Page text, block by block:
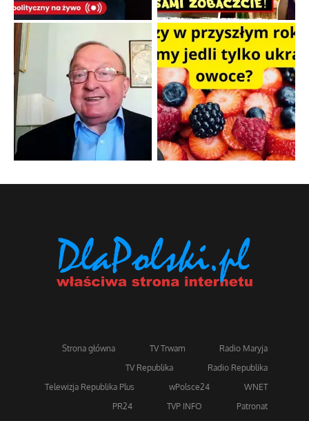
Strona główna TV Trwam
Radio Maryja
TV Republika
Radio Republika
Telewizja Republika Plus
wPolsce24
WNET
PR24
TVP INFO
Patronat